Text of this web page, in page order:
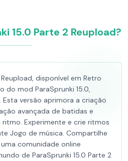
15.0 Parte 2 Reupload?
disponível em Retro
do mod ParaSprunki 15.0,
versão aprimora a criação
avançada de batidas e
Experimente e crie ritmos
Jogo de música. Compartilhe
comunidade online
de ParaSprunki 15.0 Parte 2